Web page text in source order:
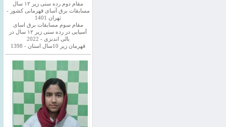
مقام دوم رده سنی زیر ۱۲ سال
مسابقات برق آسای قهرمانی کشور -
تهران 1401
مقام سوم مسابقات برق اسای
آسیایی در رده سنی زیر ۱۲ سال در
بالی اندنزی - 2022
قهرمان زیر 10سال استان - 1398